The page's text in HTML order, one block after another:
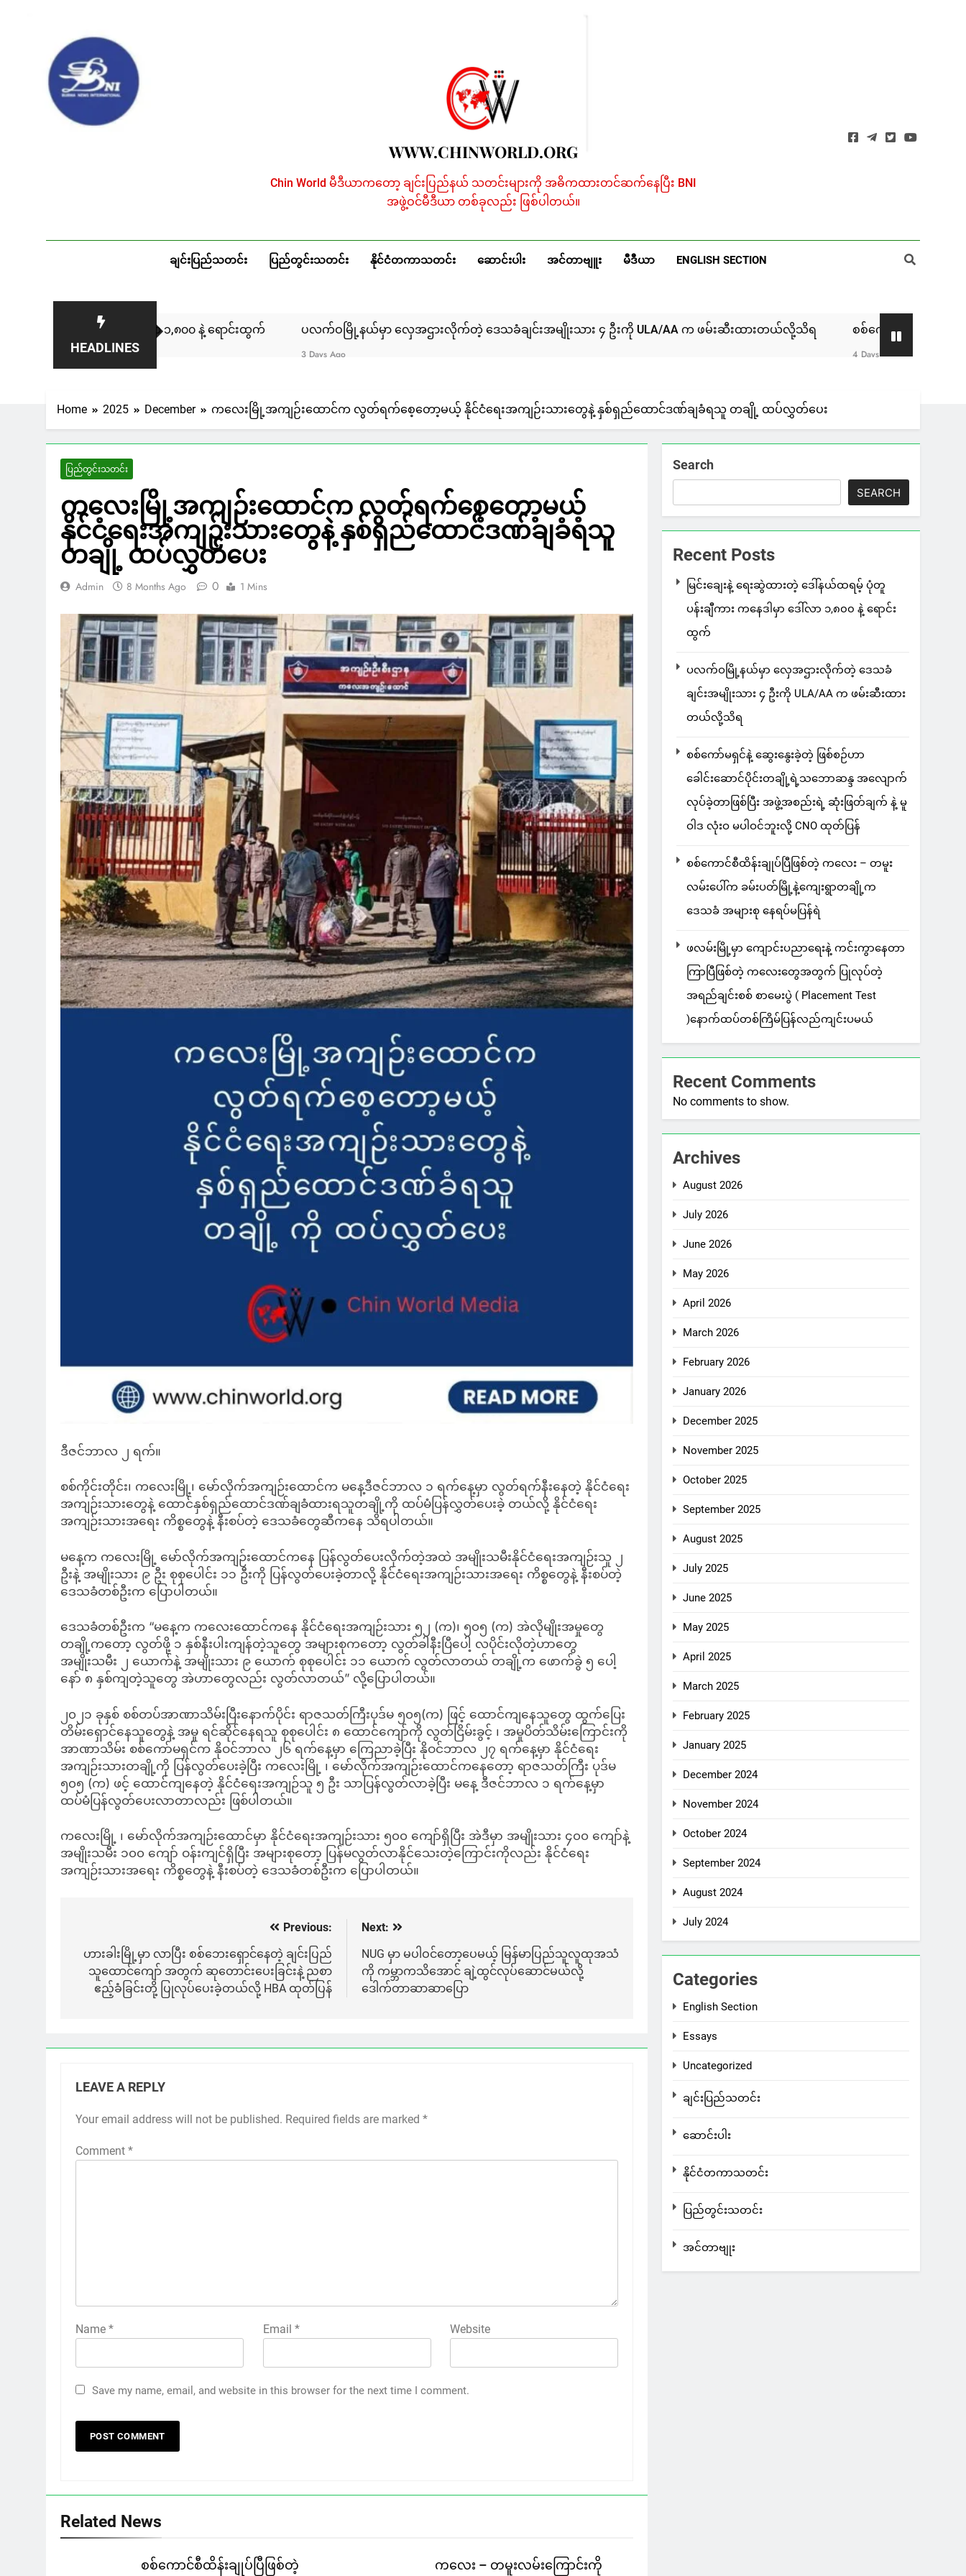
WWW.CHINWORLD.ORG
Chin World မီဒီယာကတော့ ချင်းပြည်နယ် သတင်းများကို အဓိကထားတင်ဆက်နေပြီး BNI
အဖွဲ့ဝင်မီဒီယာ တစ်ခုလည်း ဖြစ်ပါတယ်။
ချင်းပြည်သတင်း ပြည်တွင်းသတင်း နိုင်ငံတကာသတင်း ဆောင်းပါး အင်တာဗျူး မီဒီယာ ENGLISH SECTION
HEADLINES
ဒါမှာ ဒေါ်လာ ၁,၈၀၀ နဲ့ ရောင်းထွက် ပလက်ဝမြို့နယ်မှာ လှေအဌားလိုက်တဲ့ ဒေသခံချင်းအမျိုးသား ၄ ဦးကို ULA/AA က ဖမ်းဆီးထားတယ်လို့သိရ စစ်ကော်မရှင်နဲ့ ဆွေးနွေးခဲ့တဲ့ ဖြစ်စဉ်ဟ
Home 2025 December ကလေးမြို့အကျဉ်းထောင်က လွတ်ရက်စေ့တော့မယ့် နိုင်ငံရေးအကျဉ်းသားတွေနဲ့ နှစ်ရှည်ထောင်ဒဏ်ချခံရသူ တချို့ ထပ်လွှတ်ပေး
ပြည်တွင်းသတင်း
ကလေးမြို့အကျဉ်းထောင်က လွတ်ရက်စေ့တော့မယ့်
နိုင်ငံရေးအကျဉ်းသားတွေနဲ့ နှစ်ရှည်ထောင်ဒဏ်ချခံရသူ
တချို့ ထပ်လွှတ်ပေး
Admin 8 Months Ago 0 1 Mins
ဒီဇင်ဘာလ ၂ ရက်။
စစ်ကိုင်းတိုင်း၊ ကလေးမြို့၊ မော်လိုက်အကျဉ်းထောင်က မနေ့ဒီဇင်ဘာလ ၁ ရက်နေ့မှာ လွတ်ရက်နီးနေတဲ့ နိုင်ငံရေး
အကျဉ်းသားတွေနဲ့ ထောင်နှစ်ရှည်ထောင်ဒဏ်ချခံထားရသူတချို့ကို ထပ်မံပြန်လွှတ်ပေးခဲ့ တယ်လို့ နိုင်ငံရေး
အကျဉ်းသားအရေး ကိစ္စတွေနဲ့ နီးစပ်တဲ့ ဒေသခံတွေဆီကနေ သိရပါတယ်။
မနေ့က ကလေးမြို့ မော်လိုက်အကျဉ်းထောင်ကနေ ပြန်လွတ်ပေးလိုက်တဲ့အထဲ အမျိုးသမီးနိုင်ငံရေးအကျဉ်းသူ ၂
ဦးနဲ့ အမျိုးသား ၉ ဦး စုစုပေါင်း ၁၁ ဦးကို ပြန်လွတ်ပေးခဲ့တာလို့ နိုင်ငံရေးအကျဉ်းသားအရေး ကိစ္စတွေနဲ့ နီးစပ်တဲ့
ဒေသခံတစ်ဦးက ပြောပါတယ်။
ဒေသခံတစ်ဦးက “မနေ့က ကလေးထောင်ကနေ နိုင်ငံရေးအကျဉ်းသား ၅၂ (က)၊ ၅၀၅ (က) အဲလိုမျိုးအမှုတွေ
တချို့ကတော့ လွတ်ဖို့ ၁ နှစ်နီးပါးကျန်တဲ့သူတွေ အများစုကတော့ လွတ်ခါနီးပြီပေါ့ လပိုင်းလိုတဲ့ဟာတွေ
အမျိုးသမီး ၂ ယောက်နဲ့ အမျိုးသား ၉ ယောက် စုစုပေါင်း ၁၁ ယောက် လွတ်လာတယ် တချို့က ဖောက်ခွဲ ၅ ပေါ့
နော် ၈ နှစ်ကျတဲ့သူတွေ အဲဟာတွေလည်း လွတ်လာတယ်” လို့ပြောပါတယ်။
၂၀၂၁ ခုနှစ် စစ်တပ်အာဏာသိမ်းပြီးနောက်ပိုင်း ရာဇသတ်ကြီးပုဒ်မ ၅၀၅(က) ဖြင့် ထောင်ကျနေသူတွေ ထွက်ပြေး
တိမ်းရှောင်နေသူတွေနဲ့ အမှု ရင်ဆိုင်နေရသူ စုစုပေါင်း ၈ ထောင်ကျော်ကို လွတ်ငြိမ်းခွင့် ၊ အမှုပိတ်သိမ်းကြောင်းကို
အာဏာသိမ်း စစ်ကော်မရှင်က နိုဝင်ဘာလ ၂၆ ရက်နေ့မှာ ကြေညာခဲ့ပြီး နိုဝင်ဘာလ ၂၇ ရက်နေ့မှာ နိုင်ငံရေး
အကျဉ်းသားတချို့ကို ပြန်လွတ်ပေးခဲ့ပြီး ကလေးမြို့ ၊ မော်လိုက်အကျဉ်းထောင်ကနေတော့ ရာဇသတ်ကြီး ပုဒ်မ
၅၀၅ (က) ဖင့် ထောင်ကျနေတဲ့ နိုင်ငံရေးအကျဉ်သူ ၅ ဦး သာပြန်လွတ်လာခဲ့ပြီး မနေ့ ဒီဇင်ဘာလ ၁ ရက်နေ့မှာ
ထပ်မံပြန်လွတ်ပေးလာတာလည်း ဖြစ်ပါတယ်။
ကလေးမြို့ ၊ မော်လိုက်အကျဉ်းထောင်မှာ နိုင်ငံရေးအကျဉ်းသား ၅၀၀ ကျော်ရှိပြီး အဲဒီမှာ အမျိုးသား ၄၀၀ ကျော်နဲ့
အမျိုးသမီး ၁၀၀ ကျော် ဝန်းကျင်ရှိပြီး အများစုတော့ ပြန်မလွတ်လာနိုင်သေးတဲ့ကြောင်းကိုလည်း နိုင်ငံရေး
အကျဉ်းသားအရေး ကိစ္စတွေနဲ့ နီးစပ်တဲ့ ဒေသခံတစ်ဦးက ပြောပါတယ်။
navigation
Previous:
ဟားခါးမြို့မှာ လာပြီး စစ်ဘေးရှောင်နေတဲ့ ချင်းပြည်
သူထောင်ကျော် အတွက် ဆုတောင်းပေးခြင်းနဲ့ ညစာ
ဧည့်ခံခြင်းတို့ ပြုလုပ်ပေးခဲ့တယ်လို့ HBA ထုတ်ပြန်
Next:
NUG မှာ မပါဝင်တော့ပေမယ့် မြန်မာပြည်သူလူထုအသံ
ကို ကမ္ဘာကသိအောင် ချဲ့ထွင်လုပ်ဆောင်မယ်လို့
ဒေါက်တာဆာဆာပြော
LEAVE A REPLY
Your email address will not be published. Required fields are marked *
Comment *
Name * Email * Website
Save my name, email, and website in this browser for the next time I comment.
Related News
စစ်ကောင်စီထိန်းချုပ်ပြီဖြစ်တဲ့ ကလေး – တမူးလမ်းကြောင်းကို
Search
SEARCH
Recent Posts
မြင်းချေးနဲ့ ရေးဆွဲထားတဲ့ ဒေါ်နယ်ထရမ့် ပုံတူ
ပန်းချီကား ကနေဒါမှာ ဒေါ်လာ ၁,၈၀၀ နဲ့ ရောင်း
ထွက်
ပလက်ဝမြို့နယ်မှာ လှေအဌားလိုက်တဲ့ ဒေသခံ
ချင်းအမျိုးသား ၄ ဦးကို ULA/AA က ဖမ်းဆီးထား
တယ်လို့သိရ
စစ်ကော်မရှင်နဲ့ ဆွေးနွေးခဲ့တဲ့ ဖြစ်စဉ်ဟာ
ခေါင်းဆောင်ပိုင်းတချို့ရဲ့သဘောဆန္ဒ အလျောက်
လုပ်ခဲ့တာဖြစ်ပြီး အဖွဲ့အစည်းရဲ့ ဆုံးဖြတ်ချက် နဲ့ မူ
ဝါဒ လုံးဝ မပါဝင်ဘူးလို့ CNO ထုတ်ပြန်
စစ်ကောင်စီထိန်းချုပ်ပြီဖြစ်တဲ့ ကလေး – တမူး
လမ်းပေါ်က ခမ်းပတ်မြို့နဲ့ကျေးရွာတချို့က
ဒေသခံ အများစု နေရပ်မပြန်ရဲ
ဖလမ်းမြို့မှာ ကျောင်းပညာရေးနဲ့ ကင်းကွာနေတာ
ကြာပြီဖြစ်တဲ့ ကလေးတွေအတွက် ပြုလုပ်တဲ့
အရည်ချင်းစစ် စာမေးပွဲ ( Placement Test
)နောက်ထပ်တစ်ကြိမ်ပြန်လည်ကျင်းပမယ်
Recent Comments
No comments to show.
Archives
August 2026
July 2026
June 2026
May 2026
April 2026
March 2026
February 2026
January 2026
December 2025
November 2025
October 2025
September 2025
August 2025
July 2025
June 2025
May 2025
April 2025
March 2025
February 2025
January 2025
December 2024
November 2024
October 2024
September 2024
August 2024
July 2024
Categories
English Section
Essays
Uncategorized
ချင်းပြည်သတင်း
ဆောင်းပါး
နိုင်ငံတကာသတင်း
ပြည်တွင်းသတင်း
အင်တာဗျုး